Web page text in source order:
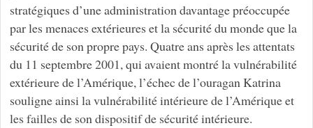
stratégiques d’une administration davantage préoccupée
par les menaces extérieures et la sécurité du monde que la
sécurité de son propre pays. Quatre ans après les attentats
du 11 septembre 2001, qui avaient montré la vulnérabilité
extérieure de l’Amérique, l’échec de l’ouragan Katrina
souligne ainsi la vulnérabilité intérieure de l’Amérique et
les failles de son dispositif de sécurité intérieure.